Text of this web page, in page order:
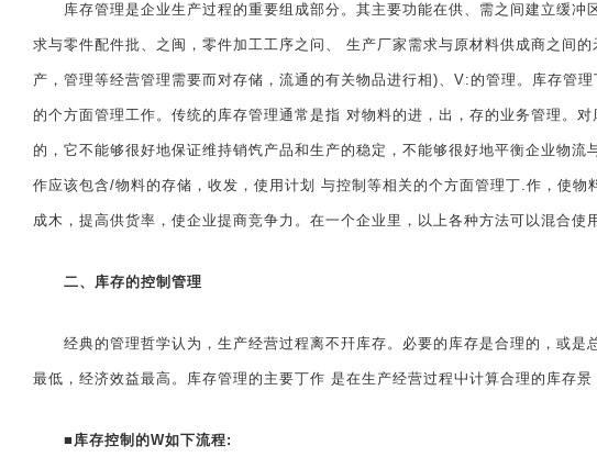
库存管理是企业生产过程的重要组成部分。其主要功能在供、需之间建立缓冲
求与零件配件批、之闽，零件加工工序之问、 生产厂家需求与原材料供成商之间
产，管理等经营管理需要而对存储，流通的有关物品进行相)、V:的管理。库存管
的个方面管理工作。传统的库存管理通常是指 对物料的进，出，存的业务管理。
的，它不能够很好地保证维持销饩产品和生产的稳定，不能够很好地平衡企业物
作应该包含/物料的存储，收发，使用计划 与控制等相关的个方面管理丁.作，使
成木，提高供货率，使企业提商竞争力。在一个企业里，以上各种方法可以混合使
二、库存的控制管理
经典的管理哲学认为，生产经营过程离不幵库存。必要的库存是合理的，或是
最低，经济效益最高。库存管理的主要丁作 是在生产经营过程屮计算合理的库存景
■ 库存控制的W如下流程: